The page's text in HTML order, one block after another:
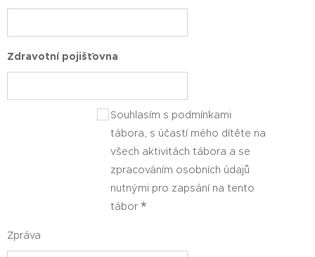
Zdravotní pojišťovna
Souhlasím s podmínkami
tábora, s účastí mého dítěte na
všech aktivitách tábora a se
zpracováním osobních údajů
nutnými pro zapsání na tento
tábor
Zpráva